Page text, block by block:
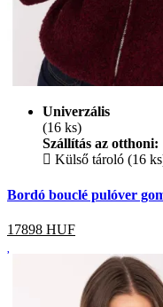
Univerzális
(16 ks)
Szállítás az otthoni:
Külső tároló (16
Bordó bouclé pulóver
17898 HUF